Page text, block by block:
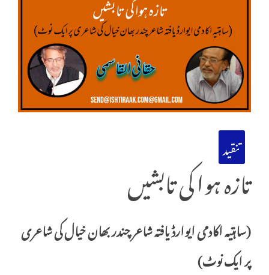
تنقید
تازہ ہوا کی تابشیں
(ساہتیہ اکادمی ایوارڈ یافتہ شاعر چندر بھان خیال کی شاعری
پر ایک نوٹ)